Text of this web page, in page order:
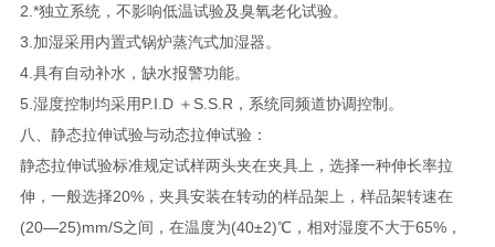
2.*独立系统，不影响低温试验及臭氧老化试验。
3.加湿采用内置式锅炉蒸汽式加湿器。
4.具有自动补水，缺水报警功能。
5.湿度控制均采用P.I.D ＋S.S.R，系统同频道协调控制。
八、静态拉伸试验与动态拉伸试验：
静态拉伸试验标准规定试样两头夹在夹具上，选择一种伸长率拉
伸，一般选择20%，夹具安装在转动的样品架上，样品架转速在
(20—25)mm/S之间，在温度为(40±2)℃，相对湿度不大于65%，